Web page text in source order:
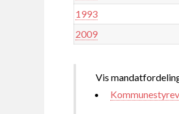
1993
2009
Vis